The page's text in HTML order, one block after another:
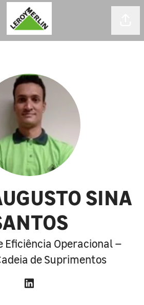
SINA
Eficiência Operacional –
de Suprimentos